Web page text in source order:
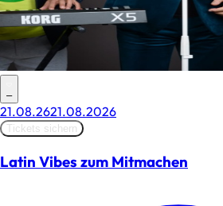
–
21.08.2621.08.2026
Tickets sichern
Latin Vibes zum Mitmachen